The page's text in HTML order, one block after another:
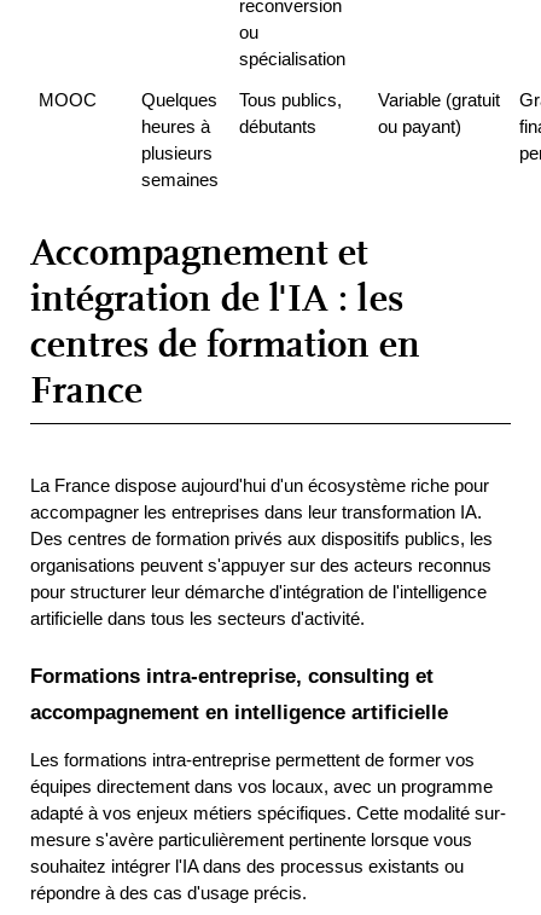
reconversion
ou
spécialisation
MOOC
Quelques
heures à
plusieurs
semaines
Tous publics,
débutants
Variable (gratuit
ou payant)
Accompagnement et
intégration de l'IA : les
centres de formation en
France
La France dispose aujourd'hui d'un écosystème riche pour
accompagner les entreprises dans leur transformation IA.
Des centres de formation privés aux dispositifs publics, les
organisations peuvent s'appuyer sur des acteurs reconnus
pour structurer leur démarche d'intégration de l'intelligence
artificielle dans tous les secteurs d'activité.
Formations intra-entreprise, consulting et
accompagnement en intelligence artificielle
Les formations intra-entreprise permettent de former vos
équipes directement dans vos locaux, avec un programme
adapté à vos enjeux métiers spécifiques. Cette modalité sur-
mesure s'avère particulièrement pertinente lorsque vous
souhaitez intégrer l'IA dans des processus existants ou
répondre à des cas d'usage précis.